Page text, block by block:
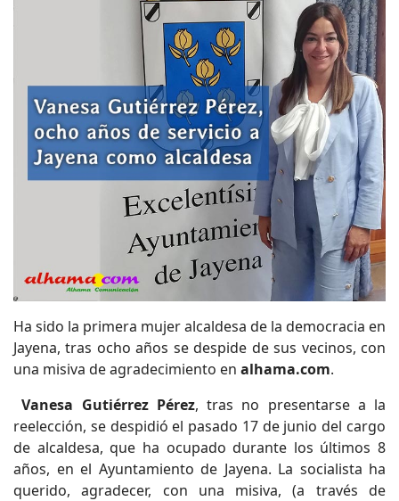
Ha sido la primera mujer alcaldesa de la democracia en
Jayena, tras ocho años se despide de sus vecinos, con
una misiva de agradecimiento en alhama.com.
Vanesa Gutiérrez Pérez, tras no presentarse a la
reelección, se despidió el pasado 17 de junio del cargo
de alcaldesa, que ha ocupado durante los últimos 8
años, en el Ayuntamiento de Jayena. La socialista ha
querido, agradecer, con una misiva, (a través de